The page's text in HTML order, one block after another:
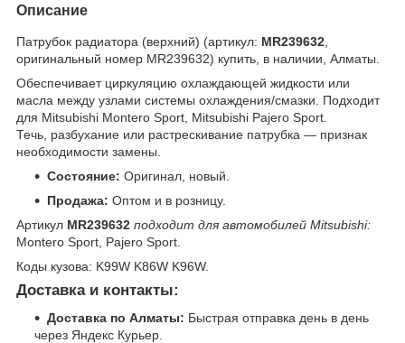
Описание
Патрубок радиатора (верхний) (артикул: MR239632
оригинальный номер MR239632) купить, в наличии, Алматы.
Обеспечивает циркуляцию охлаждающей жидкости или
масла между узлами системы охлаждения/смазки. Подходит
для Mitsubishi Montero Sport, Mitsubishi Pajero Sport.
Течь, разбухание или растрескивание патрубка — признак
необходимости замены.
Состояние: Оригинал, новый.
Продажа: Оптом и в розницу.
Артикул MR239632 подходит для автомобилей Mitsubishi:
Montero Sport, Pajero Sport.
Коды кузова: K99W K86W K96W.
Доставка и контакты:
Доставка по Алматы: Быстрая отправка день в день
через Яндекс Курьер.